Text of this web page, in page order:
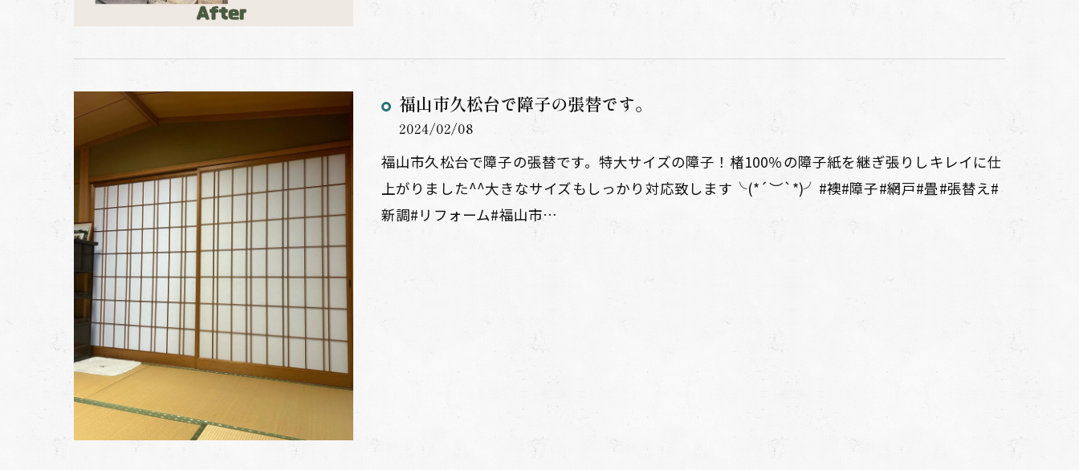
福山市久松台で障子の張替です。
2024/02/08
福山市久松台で障子の張替です。特大サイズの障子！楮100％の障子紙を継ぎ張りしキレイに仕
上がりました^^大きなサイズもしっかり対応致します╰(*´︶`*)╯#襖#障子#網戸#畳#張替え#
新調#リフォーム#福山市…